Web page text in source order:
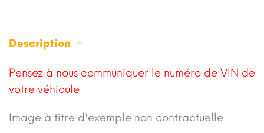
Description
Pensez à nous communiquer le numéro de VIN de
votre véhicule
Image à titre d'exemple non contractuelle